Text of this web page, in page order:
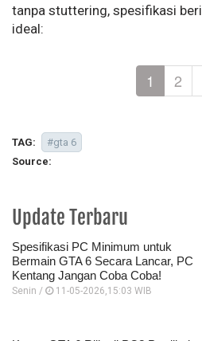
tanpa stuttering, spesifikasi
ideal:
1 2
TAG:
#gta 6
Source:
Update Terbaru
Spesifikasi PC Minimum untuk
Bermain GTA 6 Secara Lancar, PC
Kentang Jangan Coba Coba!
Senin / 11-05-2026,15:03 WIB